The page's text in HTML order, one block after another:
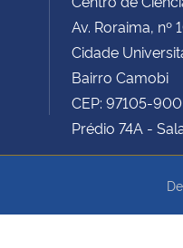
Av. Roraima, nº
Cidade
Bairro Camobi
CEP: 97105-900
Prédio 74A -